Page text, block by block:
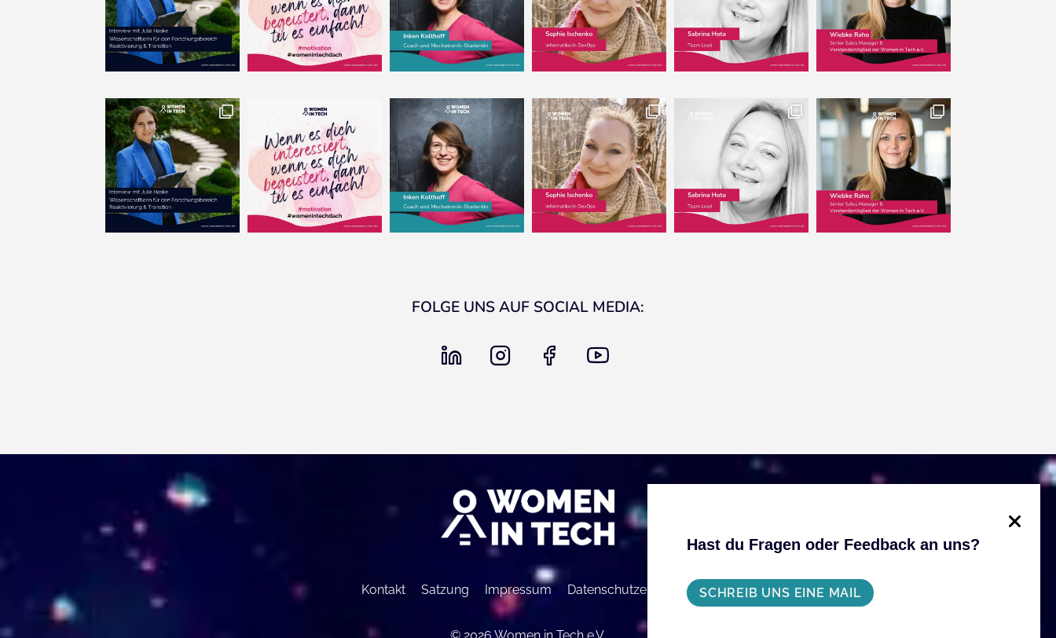
FOLGE UNS AUF SOCIAL MEDIA:
linkedin instagram
Kontakt Satzung Impressum Datenschutzerklärung
© 2026 Women in Tech e.V.
Hast du Fragen oder Feedback an uns?
SCHREIB UNS EINE MAIL